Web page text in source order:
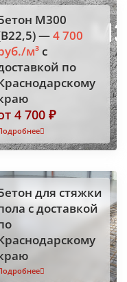
М300
—4 700
м³ с
по
4 700 ₽
для стяжки
с доставкой